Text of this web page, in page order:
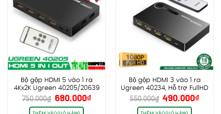
Bộ gộp HDMI 5 vào 1 ra
4Kx2K Ugreen 40205/20639
750.000₫ Giá
gốc
680.000₫Giá
Bộ gộp HDMI 3 vào 1 ra
Ugreen 40234, Hỗ trợ FullHD
1080P@60Hz, có Remote
điều khiển IR rời
550.000₫ Giá
gốc
490.000₫Giá